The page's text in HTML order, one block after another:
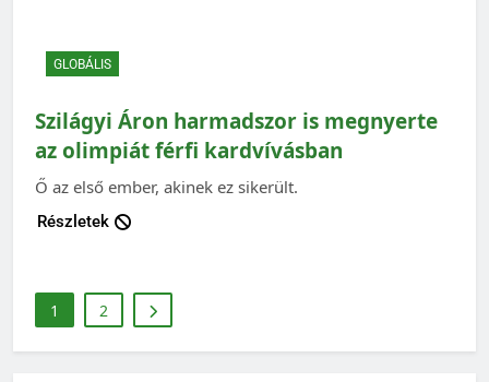
GLOBÁLIS
Szilágyi Áron harmadszor is megnyerte
az olimpiát férfi kardvívásban
Ő az első ember, akinek ez sikerült.
Részletek
1 2